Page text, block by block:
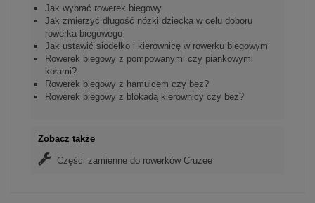
Jak wybrać rowerek biegowy
Jak zmierzyć długość nóżki dziecka w celu doboru
rowerka biegowego
Jak ustawić siodełko i kierownicę w rowerku biegowym
Rowerek biegowy z pompowanymi czy piankowymi
kołami?
Rowerek biegowy z hamulcem czy bez?
Rowerek biegowy z blokadą kierownicy czy bez?
Zobacz także
Części zamienne do rowerków Cruzee